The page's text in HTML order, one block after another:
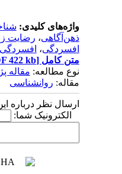
واژه‌های کلیدی:
ذهن‌آگاهی،رضایت
افسردگی،افسردگی
متن کامل[PDF 422 kb]
نوع مطالعه:مقاله
مقاله:روانشناسی
ارسال نظر درباره
الکترونیک شما: